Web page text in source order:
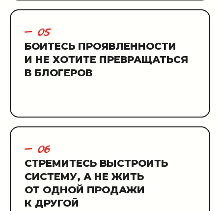
— 05
БОИТЕСЬ ПРОЯВЛЕННОСТИ
И НЕ ХОТИТЕ ПРЕВРАЩАТЬСЯ
В БЛОГЕРОВ
— 06
СТРЕМИТЕСЬ ВЫСТРОИТЬ
СИСТЕМУ, А НЕ ЖИТЬ
ОТ ОДНОЙ ПРОДАЖИ
К ДРУГОЙ